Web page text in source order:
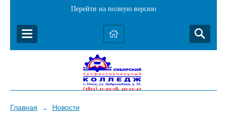
Перейти на полную версию
Главная → Новости